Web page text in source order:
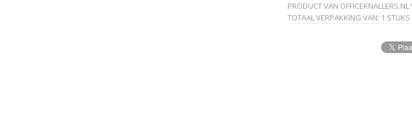
PRODUCT VAN
TOTAAL VERPAKKING VAN: 1 STUKS